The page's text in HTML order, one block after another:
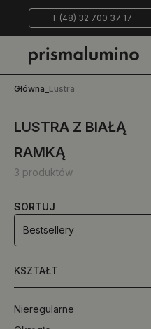
T (48) 32 700 37 17
Główna Lustra
LUSTRA Z BIAŁĄ
RAMKĄ
3 produktów
SORTUJ
Bestsellery
KSZTAŁT
Nieregularne